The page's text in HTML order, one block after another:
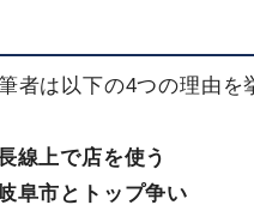
者は以下の4つの理由を
線上で店を使う
阜市とトップ争い